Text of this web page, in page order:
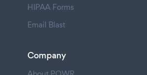
HIPAA Forms
Email Blast
Company